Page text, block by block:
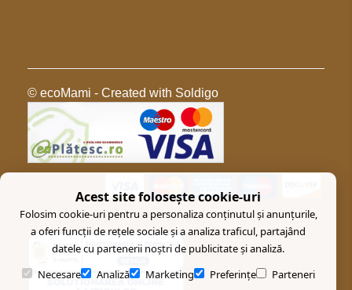
© ecoMami - Created with Soldigo
Acest site folosește cookie-uri
Folosim cookie-uri pentru a personaliza conținutul și anunțurile,
a oferi funcții de rețele sociale și a analiza traficul, partajând
datele cu partenerii noștri de publicitate și analiză.
Necesare
Analiză Marketing Preferințe Parteneri